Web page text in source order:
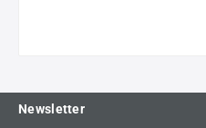
Newsletter